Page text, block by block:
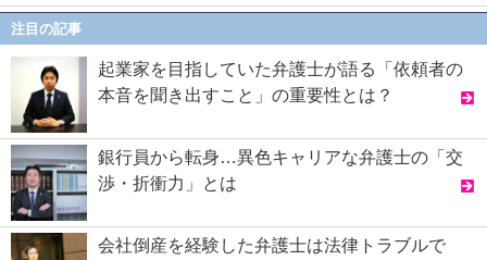
注目の記事
起業家を目指していた弁護士が語る「依頼者の
本音を聞き出すこと」の重要性とは？
銀行員から転身…異色キャリアな弁護士の「交
渉・折衝力」とは
会社倒産を経験した弁護士は法律トラブルで